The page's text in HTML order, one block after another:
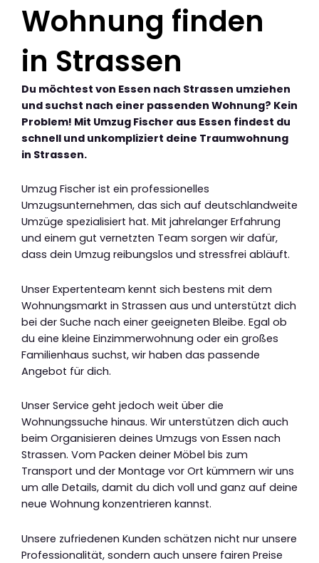
Wohnung finden
in Strassen
Du möchtest von Essen nach Strassen umziehen
und suchst nach einer passenden Wohnung? Kein
Problem! Mit Umzug Fischer aus Essen findest du
schnell und unkompliziert deine Traumwohnung
in Strassen.
Umzug Fischer ist ein professionelles
Umzugsunternehmen, das sich auf deutschlandweite
Umzüge spezialisiert hat. Mit jahrelanger Erfahrung
und einem gut vernetzten Team sorgen wir dafür,
dass dein Umzug reibungslos und stressfrei abläuft.
Unser Expertenteam kennt sich bestens mit dem
Wohnungsmarkt in Strassen aus und unterstützt dich
bei der Suche nach einer geeigneten Bleibe. Egal ob
du eine kleine Einzimmerwohnung oder ein großes
Familienhaus suchst, wir haben das passende
Angebot für dich.
Unser Service geht jedoch weit über die
Wohnungssuche hinaus. Wir unterstützen dich auch
beim Organisieren deines Umzugs von Essen nach
Strassen. Vom Packen deiner Möbel bis zum
Transport und der Montage vor Ort kümmern wir uns
um alle Details, damit du dich voll und ganz auf deine
neue Wohnung konzentrieren kannst.
Unsere zufriedenen Kunden schätzen nicht nur unsere
Professionalität, sondern auch unsere fairen Preise